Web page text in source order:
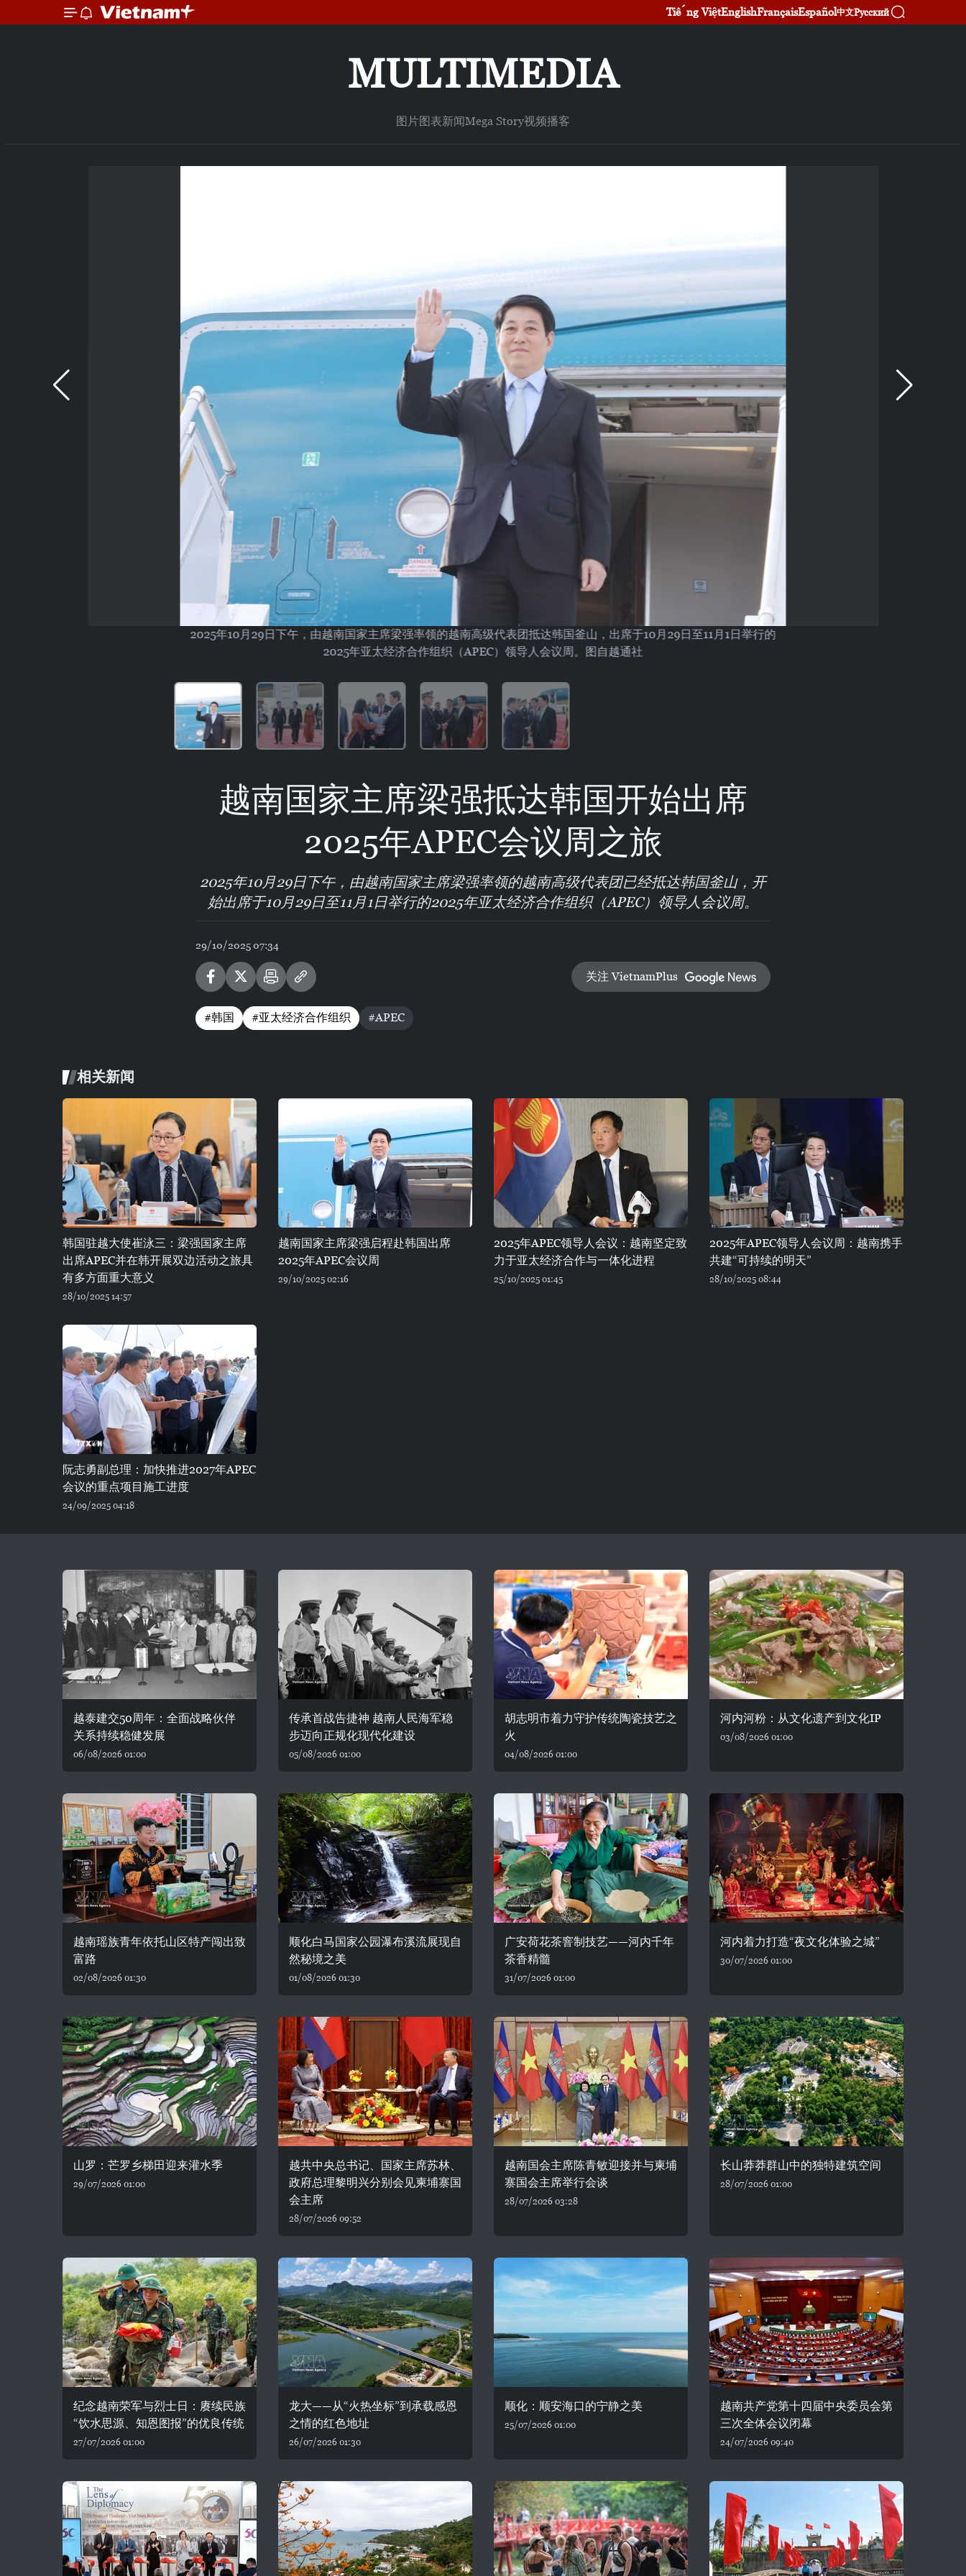
Tiếng ViệtEnglishFrançaisEspañol中文Русский
MULTIMEDIA
图片图表新闻Mega Story视频播客
2025年10月29日下午，由越南国家主席梁强率领的越南高级代表团抵达韩国釜山，出席于10月29日至11月1日举行的
2025年亚太经济合作组织（APEC）领导人会议周。图自越通社
越南国家主席梁强抵达韩国开始出席
2025年APEC会议周之旅
2025年10月29日下午，由越南国家主席梁强率领的越南高级代表团已经抵达韩国釜山，开
始出席于10月29日至11月1日举行的2025年亚太经济合作组织（APEC）领导人会议周。
29/10/2025 07:34
关注 VietnamPlus
#韩国 #亚太经济合作组织 #APEC
相关新闻
韩国驻越大使崔泳三：梁强国家主席
出席APEC并在韩开展双边活动之旅具
有多方面重大意义
28/10/2025 14:57
越南国家主席梁强启程赴韩国出席
2025年APEC会议周
29/10/2025 02:16
2025年APEC领导人会议：越南坚定致
力于亚太经济合作与一体化进程
25/10/2025 01:45
2025年APEC领导人会议周：越南携手
共建“可持续的明天”
28/10/2025 08:44
阮志勇副总理：加快推进2027年APEC
会议的重点项目施工进度
24/09/2025 04:18
越泰建交50周年：全面战略伙伴
关系持续稳健发展
06/08/2026 01:00
传承首战告捷神 越南人民海军稳
步迈向正规化现代化建设
05/08/2026 01:00
胡志明市着力守护传统陶瓷技艺之
火
04/08/2026 01:00
河内河粉：从文化遗产到文化IP
03/08/2026 01:00
越南瑶族青年依托山区特产闯出致
富路
02/08/2026 01:30
顺化白马国家公园瀑布溪流展现自
然秘境之美
01/08/2026 01:30
广安荷花茶窨制技艺——河内千年
茶香精髓
31/07/2026 01:00
河内着力打造“夜文化体验之城”
30/07/2026 01:00
山罗：芒罗乡梯田迎来灌水季
29/07/2026 01:00
越共中央总书记、国家主席苏林、
政府总理黎明兴分别会见柬埔寨国
会主席
28/07/2026 09:52
越南国会主席陈青敏迎接并与柬埔
寨国会主席举行会谈
28/07/2026 03:28
长山莽莽群山中的独特建筑空间
28/07/2026 01:00
纪念越南荣军与烈士日：赓续民族
“饮水思源、知恩图报”的优良传统
27/07/2026 01:00
龙大——从“火热坐标”到承载感恩
之情的红色地址
26/07/2026 01:30
顺化：顺安海口的宁静之美
25/07/2026 01:00
越南共产党第十四届中央委员会第
三次全体会议闭幕
24/07/2026 09:40